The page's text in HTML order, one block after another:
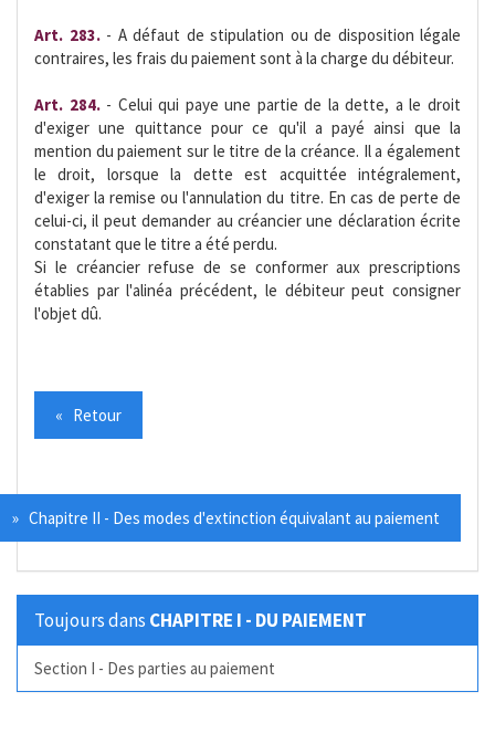
Art. 283.- A défaut de stipulation ou de disposition légale
contraires, les frais du paiement sont à la charge du débiteur.
Art. 284.- Celui qui paye une partie de la dette, a le droit
d'exiger une quittance pour ce qu'il a payé ainsi que la
mention du paiement sur le titre de la créance. Il a également
le droit, lorsque la dette est acquittée intégralement,
d'exiger la remise ou l'annulation du titre. En cas de perte de
celui-ci, il peut demander au créancier une déclaration écrite
constatant que le titre a été perdu.
Si le créancier refuse de se conformer aux prescriptions
établies par l'alinéa précédent, le débiteur peut consigner
l'objet dû.
« Retour
» Chapitre II - Des modes d'extinction équivalant au paiement
Toujours dans CHAPITRE I - DU PAIEMENT
Section I - Des parties au paiement